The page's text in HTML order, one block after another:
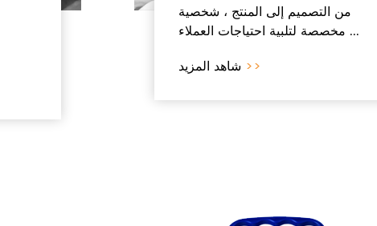
من التصميم إلى المنتج ، شخصية
مخصصة لتلبية احتياجات العملاء ...
>>